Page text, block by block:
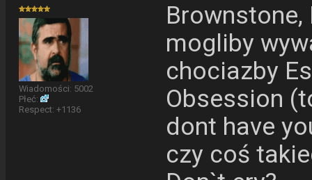
Wiadomości: 5002
Płeć:
Respect:+1136
mogliby
chociazby
Obsession
dont have
czy coś